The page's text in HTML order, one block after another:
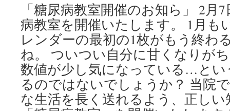
「糖尿病教室開催のお知ら」 2月
病教室を開催いたします。 1月も
レンダーの最初の1枚がもう終わ
ね。 ついつい自分に甘くなりが
数値が少し気になっている…と
るのではないでしょうか？ 当院
な生活を長く送れるよう、正し